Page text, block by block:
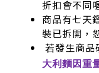
折扣會不同
商品有七天
裝已拆開，
若發生商品
大利麵因重